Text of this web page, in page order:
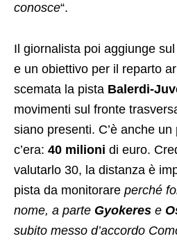
conosce“.
Il giornalista poi aggiunge
e un obiettivo per il reparto
scemata la pista Balerdi-
movimenti sul fronte
siano presenti. C’è anche
c’era: 40 milioni di euro.
valutarlo 30, la distanza è
pista da monitorare perché
nome, a parte Gyokeres e
subito messo d’accordo